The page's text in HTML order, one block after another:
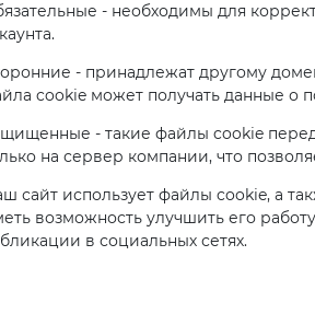
- необходимы для
- принадлежат другому
cookie может получать данные о
- такие файлы cookie
на сервер компании, что
сайт использует файлы cookie, а
возможность улучшить его
в социальных сетях.